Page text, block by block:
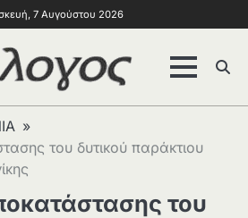
7 Αυγούστου 2026
του δυτικού παράκτιου
του